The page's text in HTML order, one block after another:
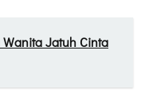
Jatuh Cinta